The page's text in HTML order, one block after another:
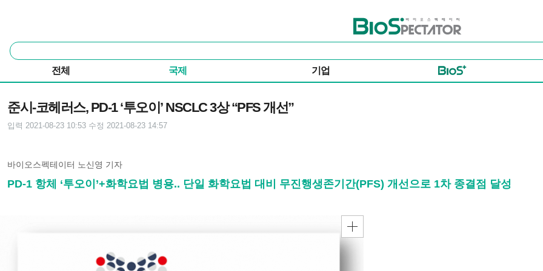
바이오스펙테이터
통
합
색
전체 국제 기업
준시-코헤러스, PD-1 ‘투오이’ NSCLC 3상 “PFS 개선”
입력 2021-08-23 10:53 수정 2021-08-23 14:57
바이오스펙테이터 노신영 기자
PD-1 항체 ‘투오이’+화학요법 병용.. 단일 화학요법 대비 무진행생존기간(PFS) 개선으로 1차 종결점 달성